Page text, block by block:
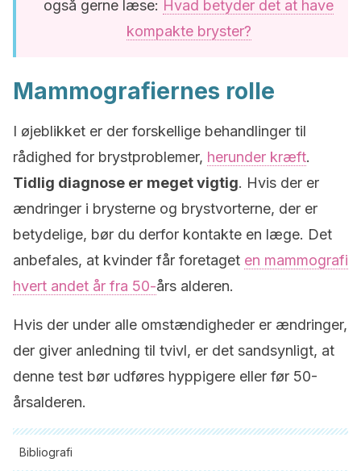
også gerne læse: Hvad betyder det at have
kompakte bryster?
Mammografiernes rolle
I øjeblikket er der forskellige behandlinger til
rådighed for brystproblemer, herunder kræft.
Tidlig diagnose er meget vigtig. Hvis der er
ændringer i brysterne og brystvorterne, der er
betydelige, bør du derfor kontakte en læge. Det
anbefales, at kvinder får foretaget en mammografi
hvert andet år fra 50-års alderen.
Hvis der under alle omstændigheder er ændringer,
der giver anledning til tvivl, er det sandsynligt, at
denne test bør udføres hyppigere eller før 50-
årsalderen.
Bibliografi